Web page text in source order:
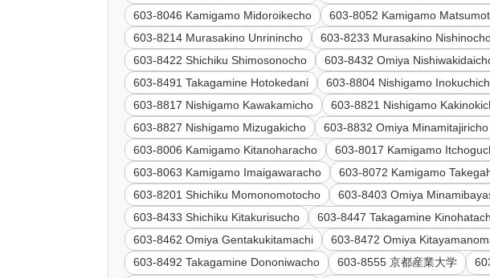
603-8046 Kamigamo Midoroikecho
603-8052 Kamigamo
603-8214 Murasakino Unrinincho
603-8233 Murasakino
603-8422 Shichiku Shimosonocho
603-8432 Omiya
603-8491 Takagamine Hotokedani
603-8804 Nishigamo
603-8817 Nishigamo Kawakamicho
603-8821 Nishigamo
603-8827 Nishigamo Mizugakicho
603-8832 Omiya Minamitajiricho
603-8006 Kamigamo Kitanoharacho
603-8017 Kamigamo
603-8063 Kamigamo Imaigawaracho
603-8072 Kamigamo
603-8201 Shichiku Momonomotocho
603-8403 Omiya
603-8433 Shichiku Kitakurisucho
603-8447 Takagamine
603-8462 Omiya Gentakukitamachi
603-8472 Omiya
603-8492 Takagamine Dononiwacho
603-8555 京都産業大学